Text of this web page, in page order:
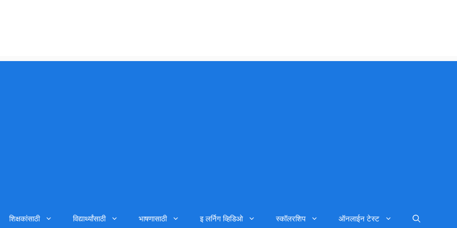
शिक्षकांसाठी विद्यार्थ्यांसाठी भाषणासाठी इ लर्निग व्हिडिओ स्कॉलरशिप ऑनलाईन टेस्ट